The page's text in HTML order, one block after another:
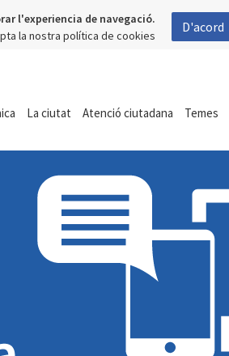
l'experiencia de navegació.
la nostra política de cookies
D'acord
La ciutat Atenció ciutadana Temes